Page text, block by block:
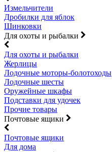
Измельчители
Дробилки для яблок
Шинковки
Для охоты и рыбалки
Для охоты и рыбалки
Жерлицы
Лодочные моторы-болотоходы
Лодочные шесты
Оружейные шкафы
Подставки для удочек
Прочие товары
Почтовые ящики
Почтовые ящики
Для дома